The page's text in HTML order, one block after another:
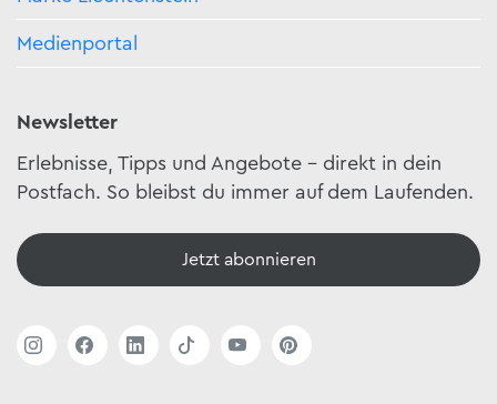
Medienportal
Newsletter
Erlebnisse, Tipps und Angebote – direkt in dein
Postfach. So bleibst du immer auf dem Laufenden.
Jetzt abonnieren